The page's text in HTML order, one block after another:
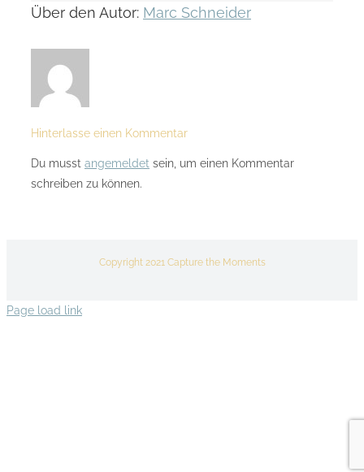
Über den Autor: Marc Schneider
Hinterlasse einen Kommentar
Du musst angemeldet sein, um einen Kommentar
schreiben zu können.
Copyright 2021 Capture the Moments
Page load link